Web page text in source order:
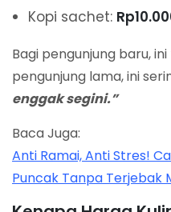
Kopi sachet:
Bagi pengunjung baru,
pengunjung lama, ini
enggak segini.”
Baca Juga:
Anti Ramai, Anti Stres!
Puncak Tanpa Terjebak